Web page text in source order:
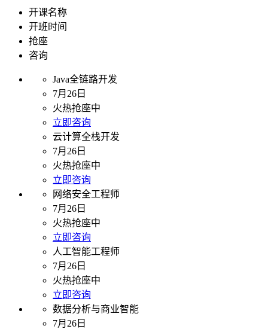
开课名称
开班时间
抢座
咨询
Java全链路开发
7月26日
火热抢座中
立即咨询
云计算全栈开发
7月26日
火热抢座中
立即咨询
网络安全工程师
7月26日
火热抢座中
立即咨询
人工智能工程师
7月26日
火热抢座中
立即咨询
数据分析与商业智能
7月26日